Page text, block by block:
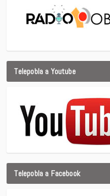
Telepobla a Youtube
Telepobla a Facebook